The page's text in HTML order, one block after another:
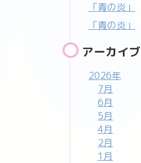
「青の炎」
「青の炎」
アーカイブ
2026年
7月
6月
5月
4月
2月
1月